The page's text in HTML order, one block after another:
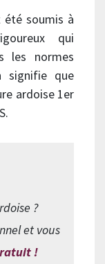
été soumis à
qui
les normes
signifie que
ardoise 1er
?
et vous
!